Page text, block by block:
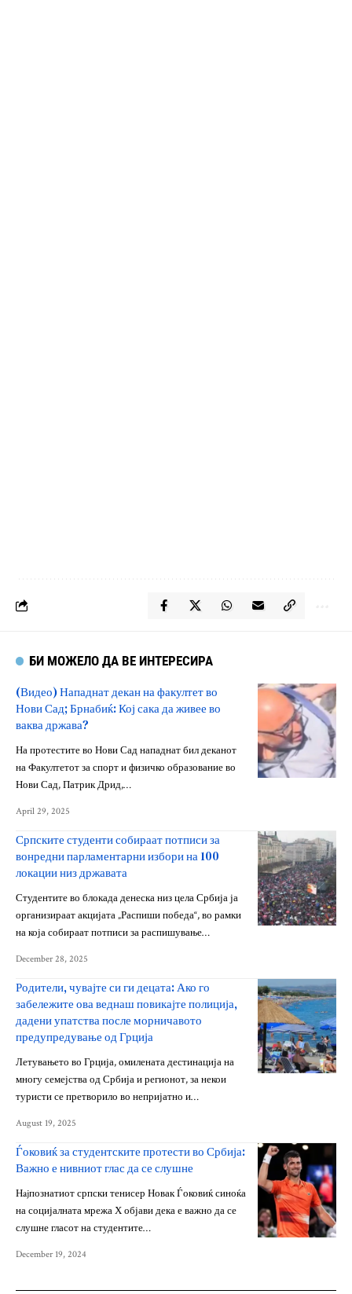
БИ МОЖЕЛО ДА ВЕ ИНТЕРЕСИРА
(Видео) Нападнат декан на факултет во
Нови Сад; Брнабиќ: Кој сака да живее во
ваква држава?
На протестите во Нови Сад нападнат бил деканот
на Факултетот за спорт и физичко образование во
Нови Сад, Патрик Дрид,…
April 29, 2025
Српските студенти собираат потписи за
вонредни парламентарни избори на 100
локации низ државата
Студентите во блокада денеска низ цела Србија ја
организираат акцијата „Распиши победа“, во рамки
на која собираат потписи за распишување…
December 28, 2025
Родители, чувајте си ги децата: Ако го
забележите ова веднаш повикајте полиција,
дадени упатства после морничавото
предупредување од Грција
Летувањето во Грција, омилената дестинација на
многу семејства од Србија и регионот, за некои
туристи се претворило во непријатно и…
August 19, 2025
Ѓоковиќ за студентските протести во Србија:
Важно е нивниот глас да се слушне
Нajпознатиот српски тенисер Новак Ѓоковиќ синоќа
на социјалната мрежа Х објави дека е важно да се
слушне гласот на студентите…
December 19, 2024